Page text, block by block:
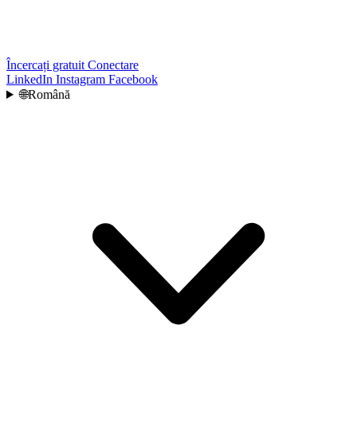
Încercați gratuit Conectare
LinkedIn Instagram Facebook
🌐Română